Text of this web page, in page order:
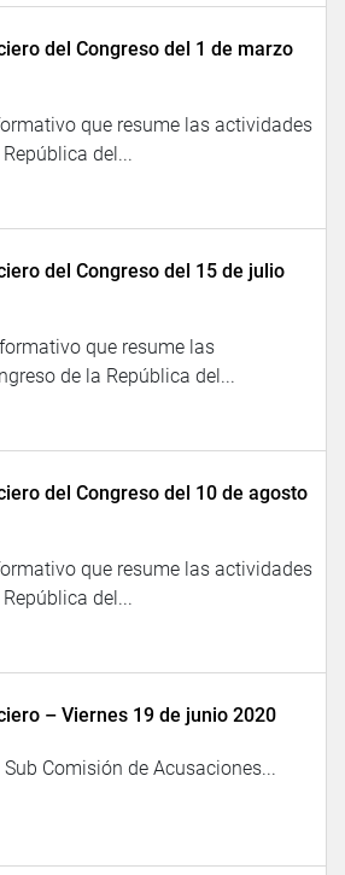
del Congreso del 1 de marzo
que resume las actividades
del...
del Congreso del 15 de julio
que resume las
de la República del...
del Congreso del 10 de agosto
que resume las actividades
del...
– Viernes 19 de junio 2020
Comisión de Acusaciones...